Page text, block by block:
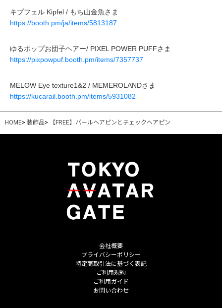
キプフェル Kipfel / もち山金魚さま
https://booth.pm/ja/items/5813187
ゆるポップお団子ヘアー/ PIXEL POWER PUFFさま
https://pixpowpuf.booth.pm/items/7357737
MELOW Eye texture1&2 / MEMEROLANDさま
https://kucarail.booth.pm/items/5931082
HOME> 装飾品> 【FREE】パールヘアピンとチェックヘアピン
会社概要
プライバシーポリシー
特定商取引法に基づく表記
ご利用規約
ご利用ガイド
お問い合わせ